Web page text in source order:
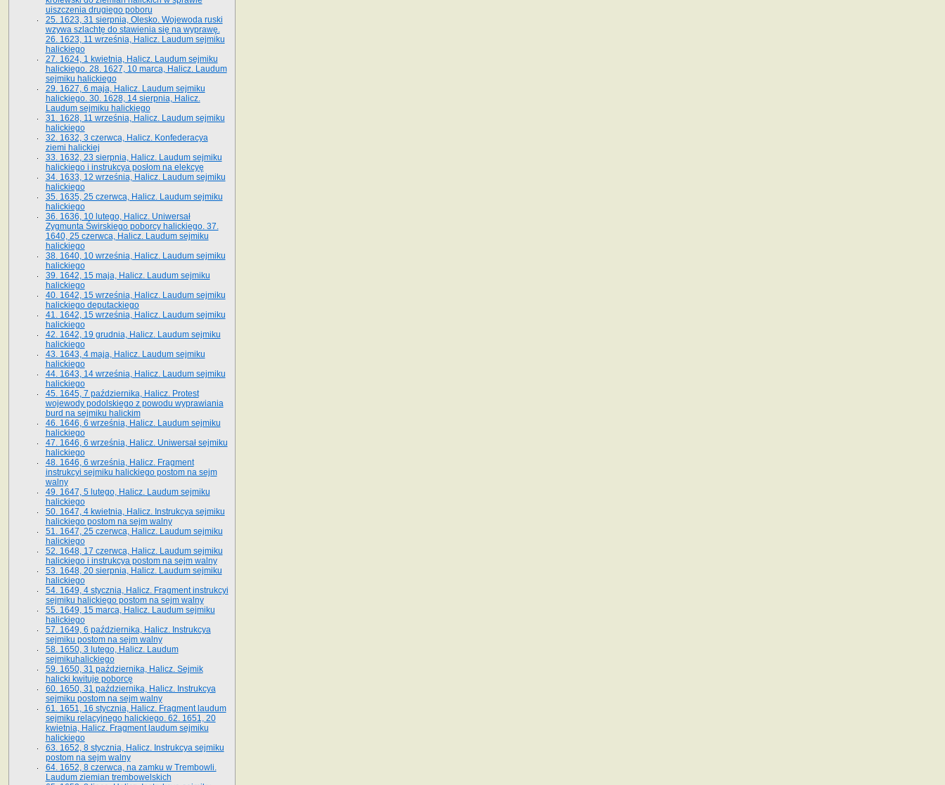
uiszczenia drugiego poboru
25. 1623, 31 sierpnia, Olesko. Wojewoda ruski
wzywa szlachtę do stawienia się na wyprawę.
26. 1623, 11 września, Halicz. Laudum sejmiku
halickiego
27. 1624, 1 kwietnia, Halicz. Laudum sejmiku
halickiego. 28. 1627, 10 marca, Halicz. Laudum
sejmiku halickiego
29. 1627, 6 maja, Halicz. Laudum sejmiku
halickiego. 30. 1628, 14 sierpnia, Halicz.
Laudum sejmiku halickiego
31. 1628, 11 września, Halicz. Laudum sejmiku
halickiego
32. 1632, 3 czerwca, Halicz. Konfederacya
ziemi halickiej
33. 1632, 23 sierpnia, Halicz. Laudum sejmiku
halickiego i instrukcya posłom na elekcyę
34. 1633, 12 września, Halicz. Laudum sejmiku
halickiego
35. 1635, 25 czerwca, Halicz. Laudum sejmiku
halickiego
36. 1636, 10 lutego, Halicz. Uniwersał
Zygmunta Świrskiego poborcy halickiego. 37.
1640, 25 czerwca, Halicz. Laudum sejmiku
halickiego
38. 1640, 10 września, Halicz. Laudum sejmiku
halickiego
39. 1642, 15 maja, Halicz. Laudum sejmiku
halickiego
40. 1642, 15 września, Halicz. Laudum sejmiku
halickiego deputackiego
41. 1642, 15 września, Halicz. Laudum sejmiku
halickiego
42. 1642, 19 grudnia, Halicz. Laudum sejmiku
halickiego
43. 1643, 4 maja, Halicz. Laudum sejmiku
halickiego
44. 1643, 14 września, Halicz. Laudum sejmiku
halickiego
45. 1645, 7 października, Halicz. Protest
wojewody podolskiego z powodu wyprawiania
burd na sejmiku halickim
46. 1646, 6 września, Halicz. Laudum sejmiku
halickiego
47. 1646, 6 września, Halicz. Uniwersał sejmiku
halickiego
48. 1646, 6 września, Halicz. Fragment
instrukcyi sejmiku halickiego postom na sejm
walny
49. 1647, 5 lutego, Halicz. Laudum sejmiku
halickiego
50. 1647, 4 kwietnia, Halicz. Instrukcya sejmiku
halickiego postom na sejm walny
51. 1647, 25 czerwca, Halicz. Laudum sejmiku
halickiego
52. 1648, 17 czerwca, Halicz. Laudum sejmiku
halickiego i instrukcya postom na sejm walny
53. 1648, 20 sierpnia, Halicz. Laudum sejmiku
halickiego
54. 1649, 4 stycznia, Halicz. Fragment instrukcyi
sejmiku halickiego postom na sejm walny
55. 1649, 15 marca, Halicz. Laudum sejmiku
halickiego
57. 1649, 6 października, Halicz. Instrukcya
sejmiku postom na sejm walny
58. 1650, 3 lutego, Halicz. Laudum
sejmikuhalickiego
59. 1650, 31 października, Halicz. Sejmik
halicki kwituje poborcę
60. 1650, 31 października, Halicz. Instrukcya
sejmiku postom na sejm walny
61. 1651, 16 stycznia, Halicz. Fragment laudum
sejmiku relacyjnego halickiego. 62. 1651, 20
kwietnia, Halicz. Fragment laudum sejmiku
halickiego
63. 1652, 8 stycznia, Halicz. Instrukcya sejmiku
postom na sejm walny
64. 1652, 8 czerwca, na zamku w Trembowli.
Laudum ziemian trembowelskich